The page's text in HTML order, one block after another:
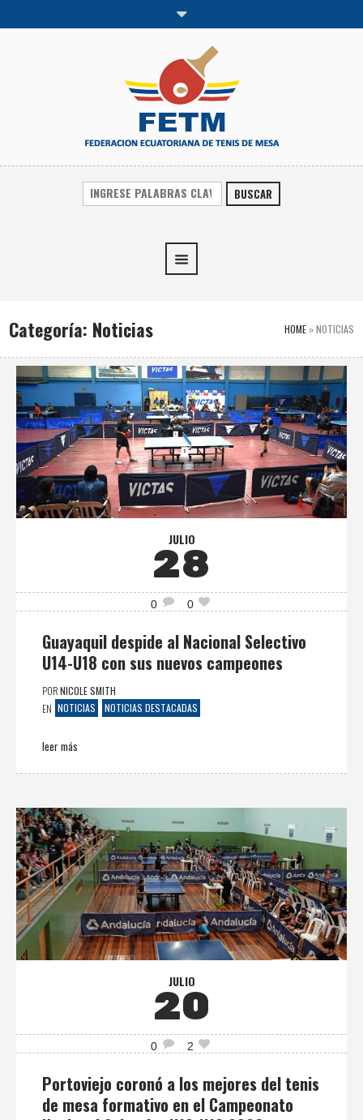
BUSCAR
Categoría: Noticias HOME»NOTICIAS
JULIO
28
0 0
Guayaquil despide al Nacional Selectivo
U14-U18 con sus nuevos campeones
PORNICOLE SMITH
EN NOTICIAS NOTICIAS DESTACADAS
leer más
JULIO
20
0 2
Portoviejo coronó a los mejores del tenis
de mesa formativo en el Campeonato